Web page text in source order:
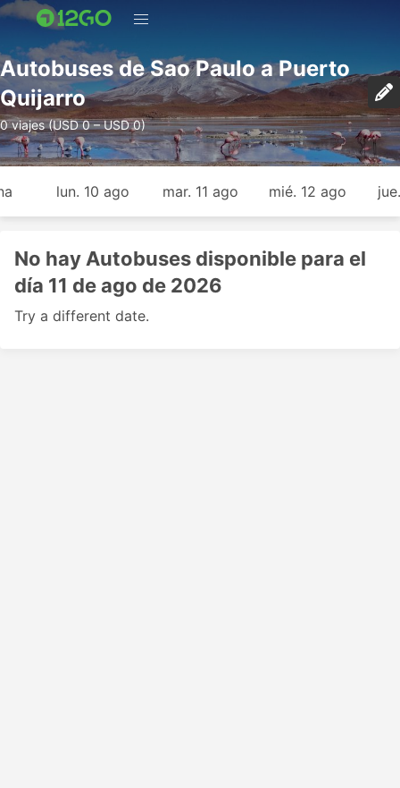
Autobuses de Sao Paulo a Puerto
Quijarro
0 viajes (USD 0 – USD 0)
lun. 10 ago mar. 11 ago mié. 12 ago
No hay Autobuses disponible para el
día 11 de ago de 2026
Try a different date.